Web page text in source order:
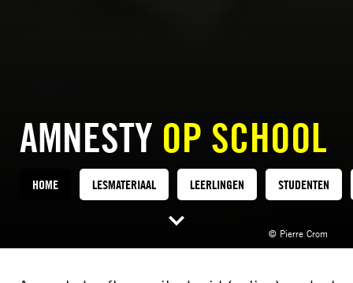
© Pierre Crom
AMNESTY OP SCHOOL
HOME LESMATERIAAL LEERLINGEN STUDENTEN